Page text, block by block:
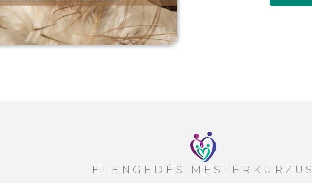
ELENGEDÉS MESTERKURZUS